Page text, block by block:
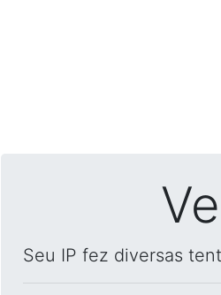
Seu IP fez diversas